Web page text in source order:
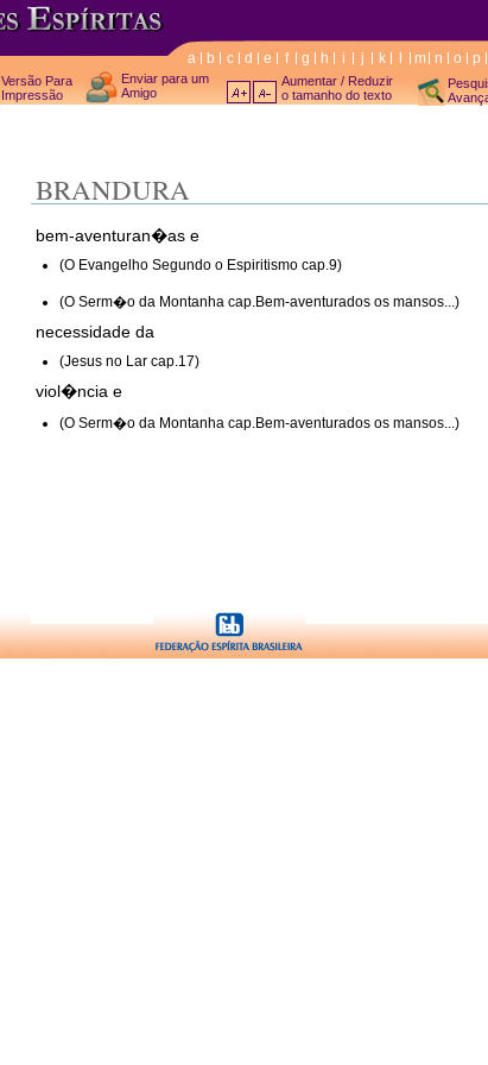
a b c d e f g h i j k m n o p
Versão Para
Impressão
Enviar para um
Amigo
Aumentar / Reduzir
o tamanho do texto
BRANDURA
bem-aventuran�as e
(O Evangelho Segundo o Espiritismo cap.9)
(O Serm�o da Montanha cap.Bem-aventurados os mansos...)
necessidade da
(Jesus no Lar cap.17)
viol�ncia e
(O Serm�o da Montanha cap.Bem-aventurados os mansos...)